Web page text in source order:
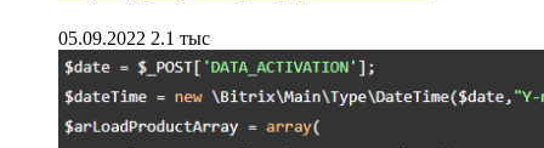
05.09.2022 2.1 тыс